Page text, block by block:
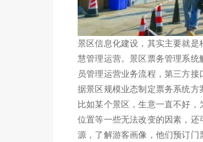
景区信息化建设，其实主要就
慧管理运营。景区票务管理系
员管理运营业务流程，第三方
据景区规模业态制定票务系统方
比如某个景区，生意一直不好
位置等一些无法改变的因素，
源，了解游客画像，他们预订